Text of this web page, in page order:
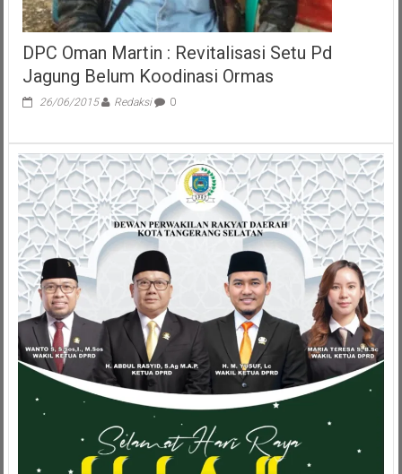
DPC Oman Martin : Revitalisasi Setu Pd
Jagung Belum Koodinasi Ormas
26/06/2015 Redaksi 0